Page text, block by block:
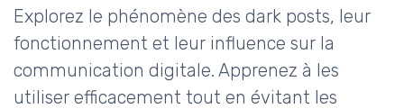
Explorez le phénomène des dark posts, leur
fonctionnement et leur influence sur la
communication digitale. Apprenez à les
utiliser efficacement tout en évitant les